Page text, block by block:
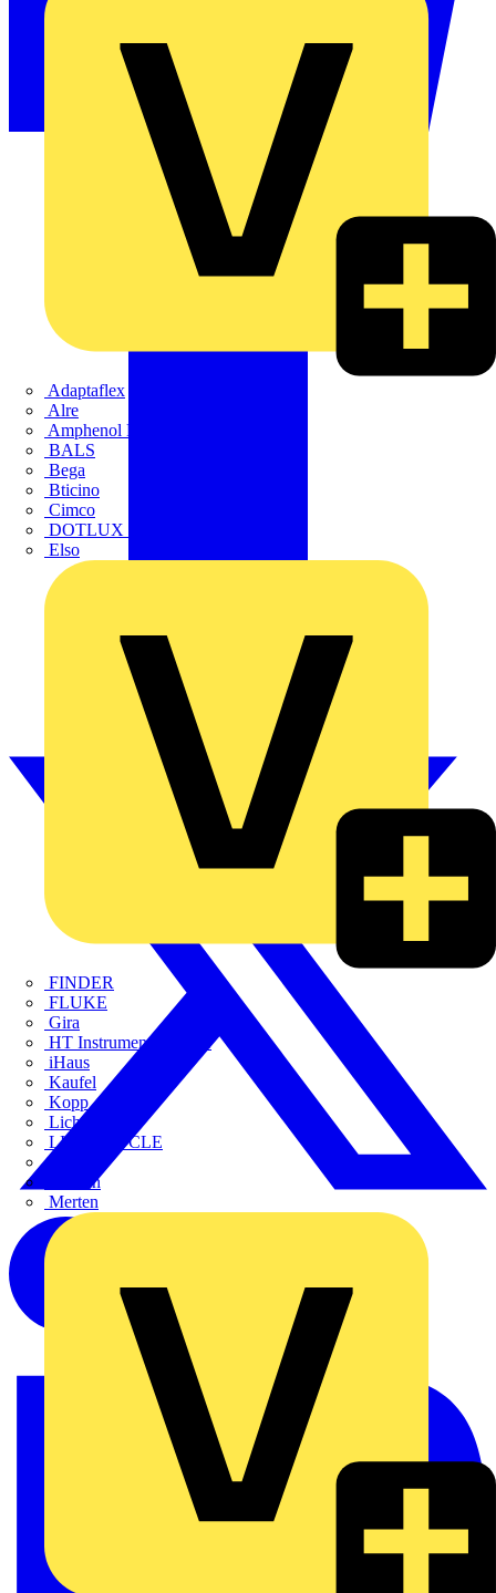
Adaptaflex
Alre
Amphenol FTG
BALS
Bega
Bticino
Cimco
DOTLUX GmbH
Elso
FINDER
FLUKE
Gira
HT Instruments GmbH
iHaus
Kaufel
Kopp
Lichtline
LIGHTCYCLE
Megger
Mersen
Merten